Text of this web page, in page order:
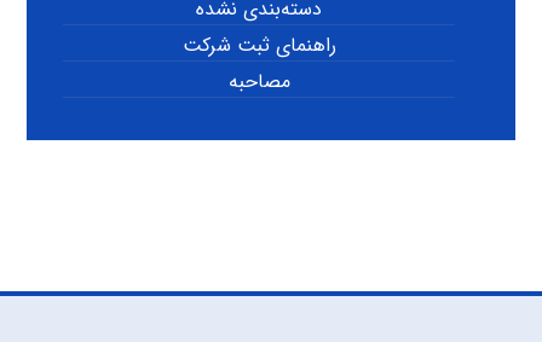
دسته‌بندی نشده
راهنمای ثبت شرکت
مصاحبه